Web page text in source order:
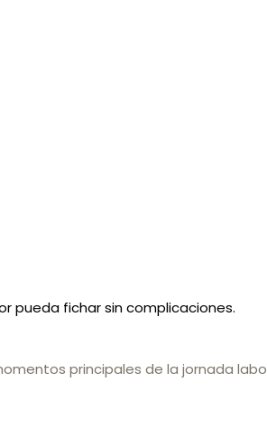
pueda fichar sin complicaciones.
principales de la jornada